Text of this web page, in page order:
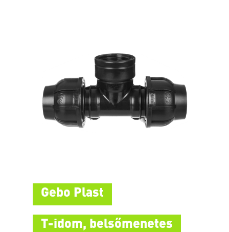
Gebo Plast
T-idom, belsőmenetes